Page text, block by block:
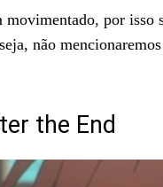
por isso
não
the End